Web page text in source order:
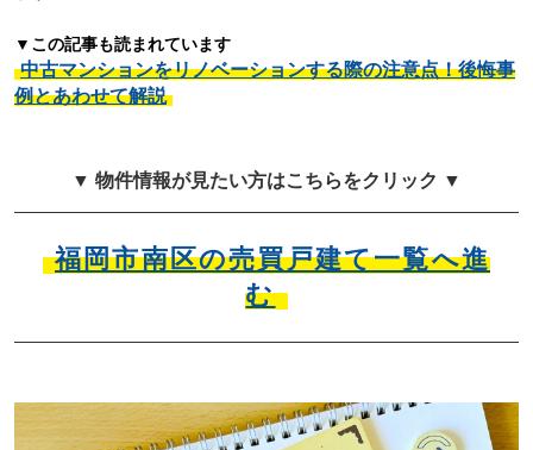
▼この記事も読まれています
中古マンションをリノベーションする際の注意点！後悔事
例とあわせて解説
▼ 物件情報が見たい方はこちらをクリック ▼
福岡市南区の売買戸建て一覧へ進
む